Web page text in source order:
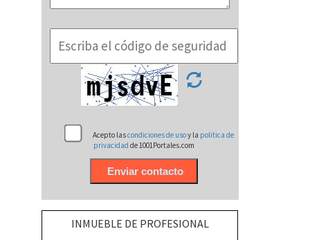
Acepto lascondiciones de usoy la politica de
privacidadde 1001Portales.com
INMUEBLE DE PROFESIONAL